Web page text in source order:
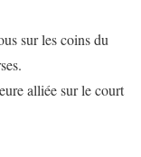
sur les coins du
alliée sur le court